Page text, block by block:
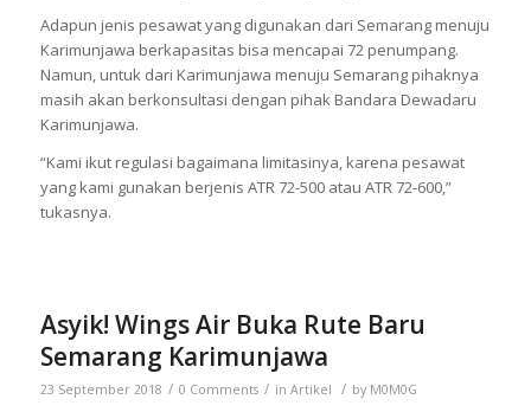
Adapun jenis pesawat yang digunakan dari Semarang menuju
Karimunjawa berkapasitas bisa mencapai 72 penumpang.
Namun, untuk dari Karimunjawa menuju Semarang pihaknya
masih akan berkonsultasi dengan pihak Bandara Dewadaru
Karimunjawa.
“Kami ikut regulasi bagaimana limitasinya, karena pesawat
yang kami gunakan berjenis ATR 72-500 atau ATR 72-600,”
tukasnya.
Asyik! Wings Air Buka Rute Baru
Semarang Karimunjawa
23 September 2018 / 0 Comments / in Artikel / by M0M0G